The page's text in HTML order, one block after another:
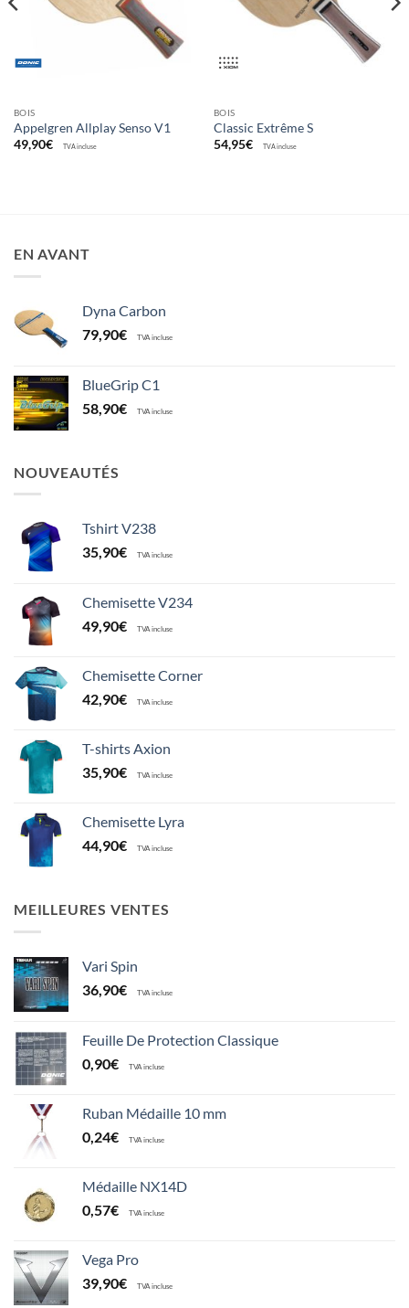
BOIS
Appelgren Allplay Senso V1
49,90€ TVA incluse
BOIS
Classic Extrême S
54,95€ TVA incluse
EN AVANT
Dyna Carbon
79,90€ TVA incluse
BlueGrip C1
58,90€ TVA incluse
NOUVEAUTÉS
Tshirt V238
35,90€ TVA incluse
Chemisette V234
49,90€ TVA incluse
Chemisette Corner
42,90€ TVA incluse
T-shirts Axion
35,90€ TVA incluse
Chemisette Lyra
44,90€ TVA incluse
MEILLEURES VENTES
Vari Spin
36,90€ TVA incluse
Feuille De Protection Classique
0,90€ TVA incluse
Ruban Médaille 10 mm
0,24€ TVA incluse
Médaille NX14D
0,57€ TVA incluse
Vega Pro
39,90€ TVA incluse